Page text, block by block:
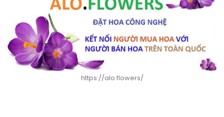
https://alo.flowers/